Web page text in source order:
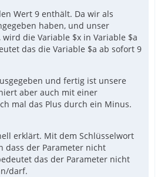
Wert 9 enthält. Da wir als
haben, und unser
wird die Variable $x in Variable $a
das die Variable $a ab sofort 9
und fertig ist unsere
aber auch mit einer
mal das Plus durch ein Minus.
erklärt. Mit dem Schlüsselwort
dass der Parameter nicht
das der Parameter nicht
darf.